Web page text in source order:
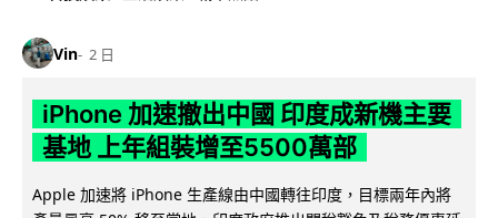
Vin 2 日
iPhone 加速撤出中國 印度成新機主要
基地 上年組裝增至5500萬部
Apple 加速將 iPhone 生產線由中國轉往印度，目標兩年內將